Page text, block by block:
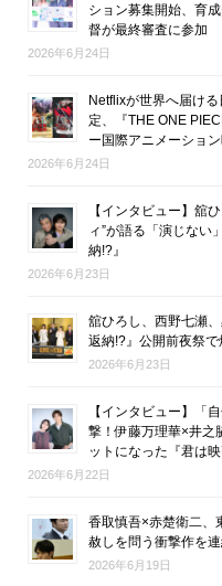
ション募集開始、育
督が最終審査に参加
2026年6月24日
Netflixが世界へ届け
定、『THE ONE
ー国際アニメーショ
2026年6月24日
【インタビュー】舘
ィ”が語る「演じない
納!?』
2026年6月23日
舘ひろし、西野七瀬
返納!?』公開前夜祭で
2026年6月23日
【インタビュー】「
撃！伊藤万理華×井之
ットになった『君は映
2026年6月22日
香取慎吾×赤楚衛二
赦しを問う衝撃作を
2026年6月19日